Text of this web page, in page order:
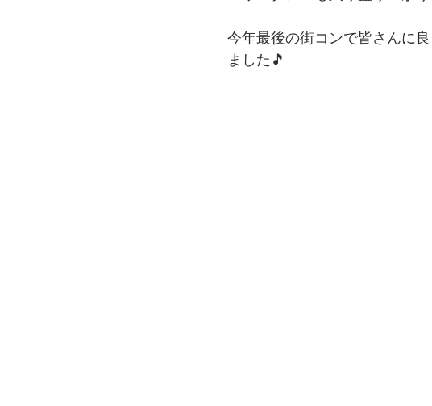
今年最後の街コンで皆さんに
ました🎵